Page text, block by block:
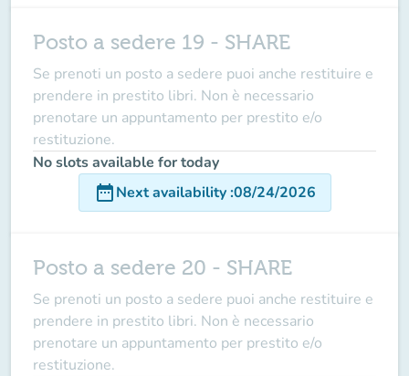
Posto a sedere 19 - SHARE
Se prenoti un posto a sedere puoi anche restituire e
prendere in prestito libri. Non è necessario
prenotare un appuntamento per prestito e/o
restituzione.
No slots available for today
date_rangeNext availability:08/24/2026
Posto a sedere 20 - SHARE
Se prenoti un posto a sedere puoi anche restituire e
prendere in prestito libri. Non è necessario
prenotare un appuntamento per prestito e/o
restituzione.